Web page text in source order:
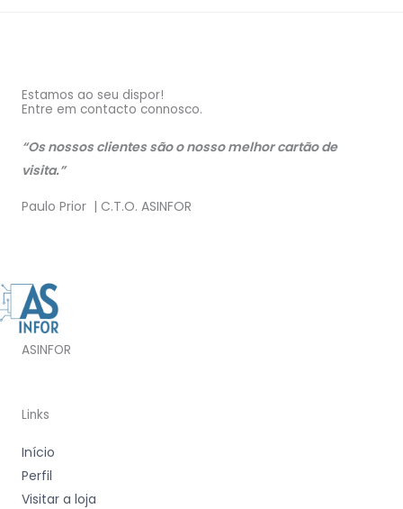
Estamos ao seu dispor!
Entre em contacto connosco.
“Os nossos clientes são o nosso melhor cartão de
visita.”
Paulo Prior | C.T.O. ASINFOR
ASINFOR
Links
Início
Perfil
Visitar a loja